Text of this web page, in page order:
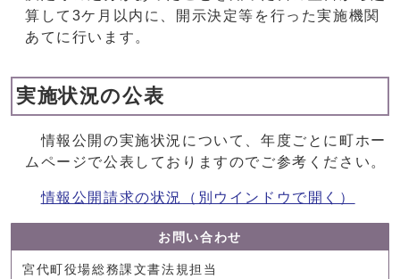
算して3ケ月以内に、開示決定等を行った実施機関
あてに行います。
実施状況の公表
情報公開の実施状況について、年度ごとに町ホー
ムページで公表しておりますのでご参考ください。
情報公開請求の状況 （別ウインドウで開く）
お問い合わせ
宮代町役場総務課文書法規担当